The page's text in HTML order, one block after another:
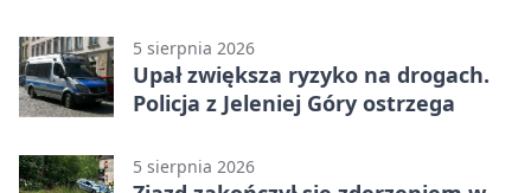
5 sierpnia 2026
Upał zwiększa ryzyko na drogach.
Policja z Jeleniej Góry ostrzega
5 sierpnia 2026